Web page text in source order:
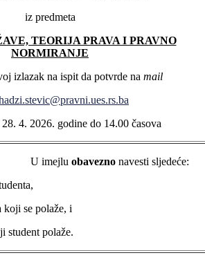
iz predmeta
TEORIJA PRAVA I PRAVNO
NORMIRANJE
izlazak na ispit da potvrde na mail
4. 2026. godine do 14.00 časova
U imejlu obavezno navesti sljedeće:
koji se polaže, i
student polaže.